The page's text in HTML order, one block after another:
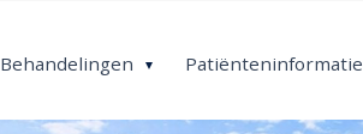
Behandelingen Patiënteninformatie